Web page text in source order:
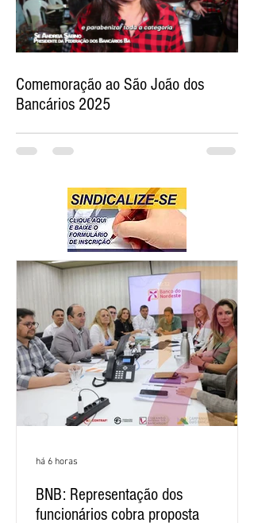
Comemoração ao São João dos
Bancários 2025
BNB: Representação dos
funcionários cobra proposta
há 6 horas